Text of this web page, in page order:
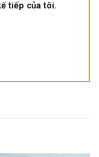
tiếp của tôi.